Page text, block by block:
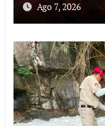
Ago 7, 2026